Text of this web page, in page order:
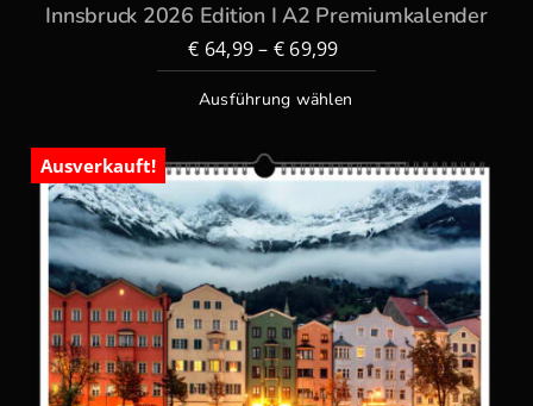
Innsbruck 2026 Edition I A2 Premiumkalender
€ 64,99– € 69,99
Ausführung wählen
Ausverkauft!